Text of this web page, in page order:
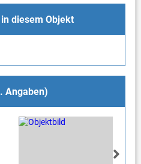
diesem Objekt
Angaben)